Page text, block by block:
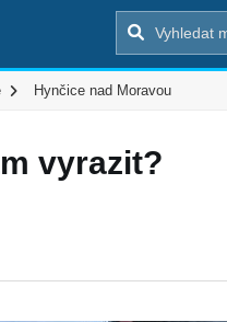
Hynčice nad Moravou
vyrazit?